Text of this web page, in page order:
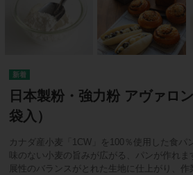
日本製粉・強力粉 アヴァロ
袋入）
カナダ産小麦「1CW」を100％使用した食パ
味のない小麦の旨みが広がる、パンが作れ
展性のバランスがとれた生地に仕上がり、作